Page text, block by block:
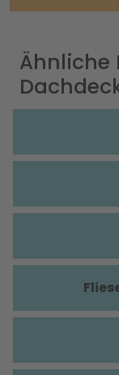
Ähnliche